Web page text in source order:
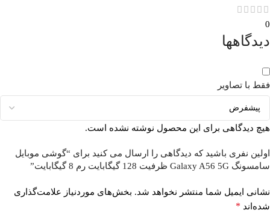
0
دیدگاهها
فقط با تصاویر
هیچ دیدگاهی برای این محصول نوشته نشده است.
اولین نفری باشید که دیدگاهی را ارسال می کنید برای “گوشی موبايل
سامسونگ Galaxy A56 5G ظرفیت 128 گیگابایت رم 8 گیگابایت”
نشانی ایمیل شما منتشر نخواهد شد. بخش‌های موردنیاز علامت‌گذاری
شده‌اند *